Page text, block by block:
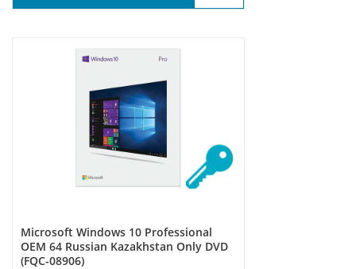
Microsoft Windows 10 Professional
ОЕМ 64 Russian Kazakhstan Only DVD
(FQC-08906)